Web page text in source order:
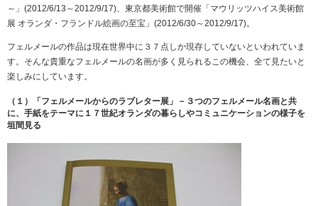
～」(2012/6/13～2012/9/17)、東京都美術館で開催「マウリッツハイス美術館
展 オランダ・フランドル絵画の至宝」(2012/6/30～2012/9/17)。
フェルメールの作品は現在世界中に３７点しか現存していないといわれていま
す。そんな貴重なフェルメールの名画が多く見られるこの機会、全て見たいと
楽しみにしています。
（１）「フェルメールからのラブレター展」－３つのフェルメール名画と共
に、手紙をテーマに１７世紀オランダの暮らしやコミュニケーションの様子を
垣間見る